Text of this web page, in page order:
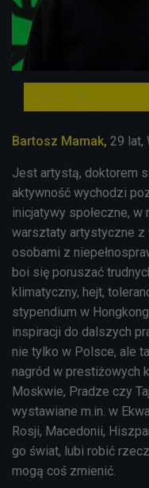
Bartosz Mamak
Bartosz Mamak, 29 lat,
Jest artystą, doktorem
aktywność wychodzi
inicjatywy społeczne, w
warsztaty artystyczne z
osobami z
boi się poruszać
klimatyczny, hejt,
stypendium w
inspiracji do dalszych
nie tylko w Polsce, ale
nagród w prestiżowych
Moskwie, Pradze czy
wystawiane m.in. w
Rosji, Macedonii,
go świat, lubi robić
mogą coś zmienić.